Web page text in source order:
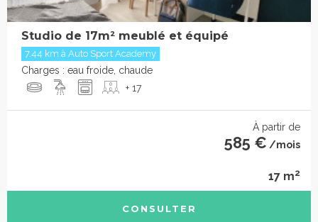
Studio de 17m² meublé et équipé
7.44 km à Auto Sport Academy
Charges : eau froide, chaude
+ 17
À partir de
585 € /mois
17 m2
CONSULTER